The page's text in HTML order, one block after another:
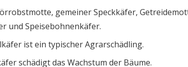
gemeiner Speckkäfer,
und Speisebohnenkäfer.
ist ein typischer Agrarschädling.
schädigt das Wachstum der Bäume.